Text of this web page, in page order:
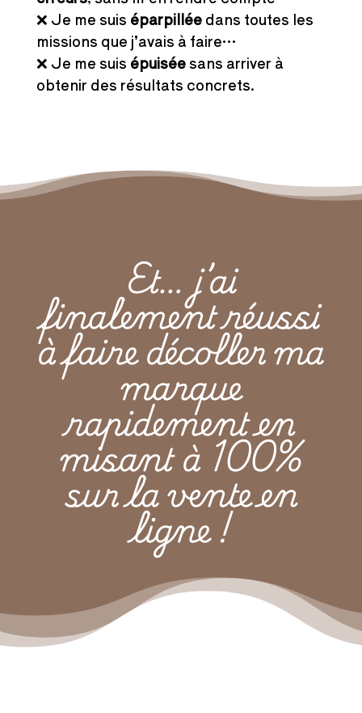
❌ Je me suis éparpilléedans toutes les
missions que j’avais à faire…
❌ Je me suis épuiséesans arriver à
obtenir des résultats concrets.
Et… j’ai
finalement réussi
à faire décoller ma
marque
rapidement en
misant à 100%
sur la vente en
ligne !